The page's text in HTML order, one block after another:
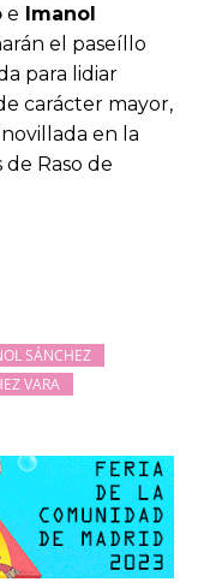
e Imanol
el paseíllo
para lidiar
carácter mayor,
en la
Raso de
SÁNCHEZ
VARA